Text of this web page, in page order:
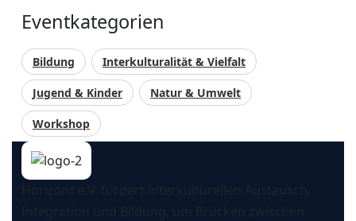
Eventkategorien
Bildung Interkulturalität & Vielfalt
Jugend & Kinder Natur & Umwelt
Workshop
Horizont e.V. fördert interkulturellen Austausch,
Integration und Bildung, um Brücken zwischen